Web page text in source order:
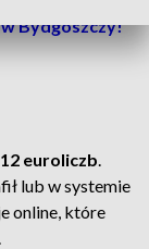
Bydgoszczy!
euroliczb.
lub w systemie
online, które